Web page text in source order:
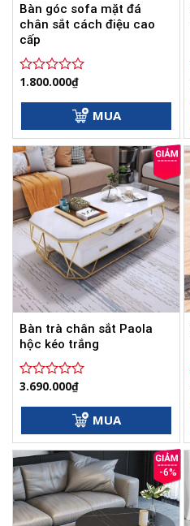
Bàn góc sofa mặt đá
chân sắt cách điệu cao
cấp
Được
5
sao
1.800.000₫
MUA
Bàn trà chân sắt Paola
hộc kéo trắng
Được
5
sao
3.690.000₫
MUA
-6%